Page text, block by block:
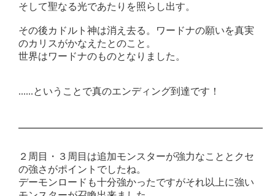
そして聖なる光であたりを照らし出す。
その後カドルト神は消え去る。ワードナの願いを真実
のカリスがかなえたとのこと。
世界はワードナのものとなりました。
......ということで真のエンディング到達です！
２周目・３周目は追加モンスターが強力なこととクセ
の強さがポイントでしたね。
デーモンロードも十分強かったですがそれ以上に強い